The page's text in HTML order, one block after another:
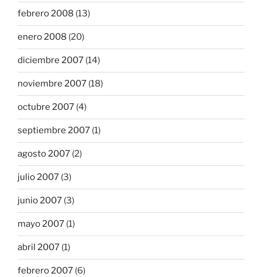
febrero 2008 (13)
enero 2008 (20)
diciembre 2007 (14)
noviembre 2007 (18)
octubre 2007 (4)
septiembre 2007 (1)
agosto 2007 (2)
julio 2007 (3)
junio 2007 (3)
mayo 2007 (1)
abril 2007 (1)
febrero 2007 (6)